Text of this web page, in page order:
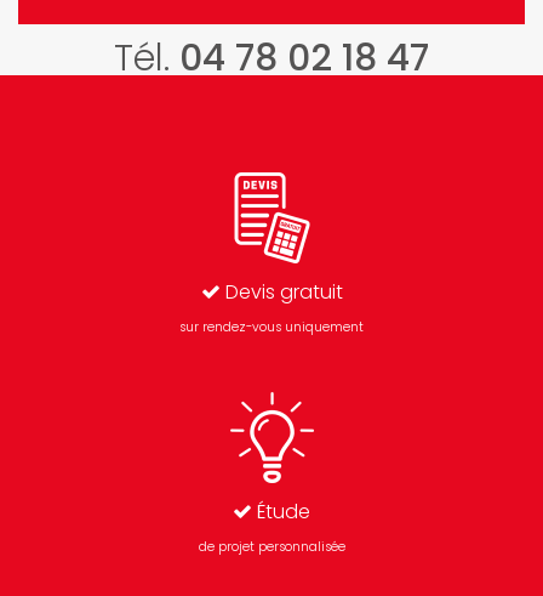
Tél. 04 78 02 18 47
Devis gratuit
sur rendez-vous uniquement
Étude
de projet personnalisée